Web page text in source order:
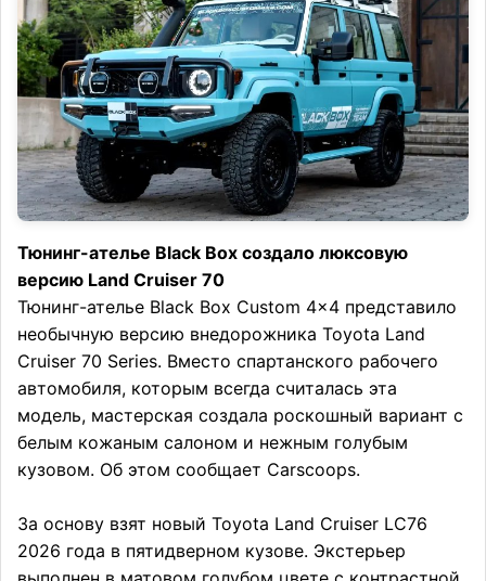
Тюнинг-ателье Black Box создало люксовую
версию Land Cruiser 70
Тюнинг-ателье Black Box Custom 4×4 представило
необычную версию внедорожника Toyota Land
Cruiser 70 Series. Вместо спартанского рабочего
автомобиля, которым всегда считалась эта
модель, мастерская создала роскошный вариант с
белым кожаным салоном и нежным голубым
кузовом. Об этом сообщает Carscoops.
За основу взят новый Toyota Land Cruiser LC76
2026 года в пятидверном кузове. Экстерьер